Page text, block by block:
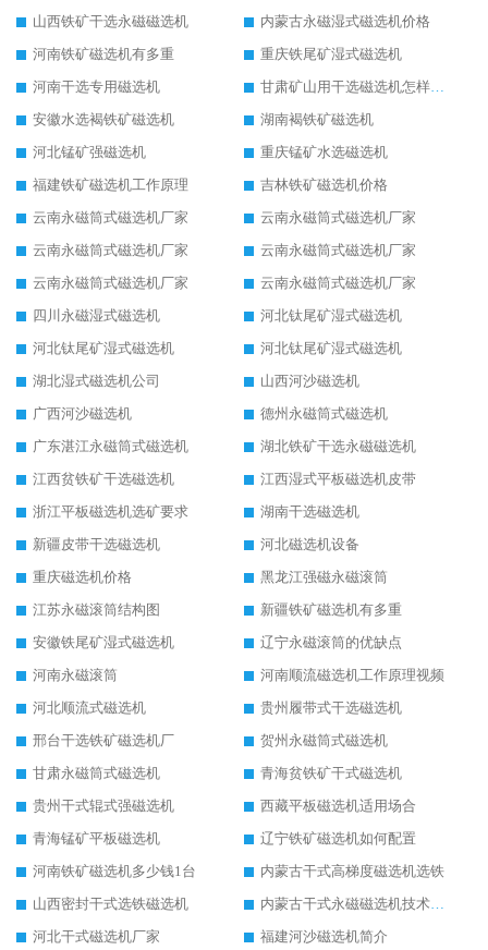
山西铁矿干选永磁磁选机
内蒙古永磁湿式磁选机价格
河南铁矿磁选机有多重
重庆铁尾矿湿式磁选机
河南干选专用磁选机
甘肃矿山用干选磁选机怎样调磁
安徽水选褐铁矿磁选机
湖南褐铁矿磁选机
河北锰矿强磁选机
重庆锰矿水选磁选机
福建铁矿磁选机工作原理
吉林铁矿磁选机价格
云南永磁筒式磁选机厂家
云南永磁筒式磁选机厂家
云南永磁筒式磁选机厂家
云南永磁筒式磁选机厂家
云南永磁筒式磁选机厂家
云南永磁筒式磁选机厂家
四川永磁湿式磁选机
河北钛尾矿湿式磁选机
河北钛尾矿湿式磁选机
河北钛尾矿湿式磁选机
湖北湿式磁选机公司
山西河沙磁选机
广西河沙磁选机
德州永磁筒式磁选机
广东湛江永磁筒式磁选机
湖北铁矿干选永磁磁选机
江西贫铁矿干选磁选机
江西湿式平板磁选机皮带
浙江平板磁选机选矿要求
湖南干选磁选机
新疆皮带干选磁选机
河北磁选机设备
重庆磁选机价格
黑龙江强磁永磁滚筒
江苏永磁滚筒结构图
新疆铁矿磁选机有多重
安徽铁尾矿湿式磁选机
辽宁永磁滚筒的优缺点
河南永磁滚筒
河南顺流磁选机工作原理视频
河北顺流式磁选机
贵州履带式干选磁选机
邢台干选铁矿磁选机厂
贺州永磁筒式磁选机
甘肃永磁筒式磁选机
青海贫铁矿干式磁选机
贵州干式辊式强磁选机
西藏平板磁选机适用场合
青海锰矿平板磁选机
辽宁铁矿磁选机如何配置
河南铁矿磁选机多少钱1台
内蒙古干式高梯度磁选机选铁
山西密封干式选铁磁选机
内蒙古干式永磁磁选机技术要求
河北干式磁选机厂家
福建河沙磁选机简介